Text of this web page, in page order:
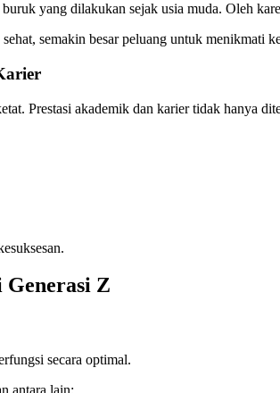
yang dilakukan sejak usia muda. Oleh
semakin besar peluang untuk menikmati
Prestasi akademik dan karier tidak hanya
Generasi Z
secara optimal.
antara lain: